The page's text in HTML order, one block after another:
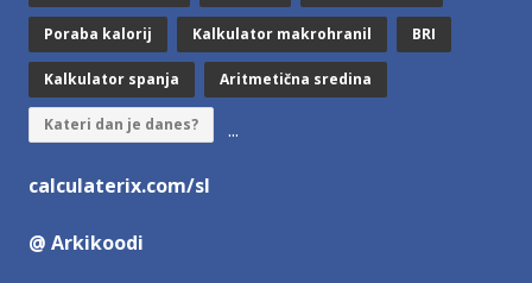
Poraba kalorij Kalkulator makrohranil BRI
Kalkulator spanja Aritmetična sredina
Kateri dan je danes? ...
calculaterix.com/sl
@ Arkikoodi